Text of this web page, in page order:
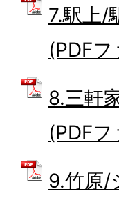
7.駅上/
(PDF
8.三軒
(PDF
9.竹原/